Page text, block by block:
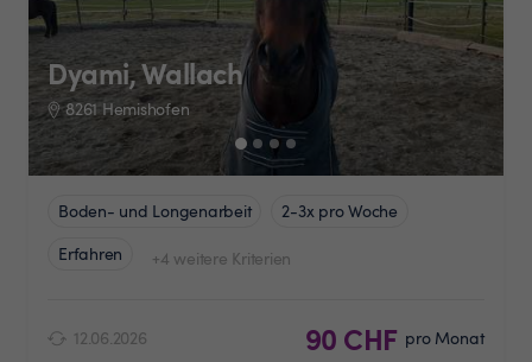
Dyami, Wallach
8261 Hemishofen
Boden- und Longenarbeit
2-3x pro Woche
Erfahren
+4 weitere Kriterien
12.06.2026 90 CHF pro Monat